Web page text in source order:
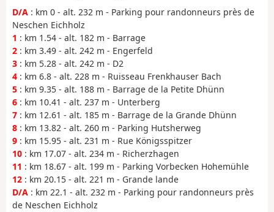
D/A : km 0 - alt. 232 m - Parking pour randonneurs près de
Neschen Eichholz
1 : km 1.54 - alt. 182 m - Barrage
2 : km 3.49 - alt. 242 m - Engerfeld
3 : km 5.28 - alt. 242 m - D2
4 : km 6.8 - alt. 228 m - Ruisseau Frenkhauser Bach
5 : km 9.35 - alt. 188 m - Barrage de la Petite Dhünn
6 : km 10.41 - alt. 237 m - Unterberg
7 : km 12.61 - alt. 185 m - Barrage de la Grande Dhünn
8 : km 13.82 - alt. 260 m - Parking Hutsherweg
9 : km 15.95 - alt. 231 m - Rue Königsspitzer
10 : km 17.07 - alt. 234 m - Richerzhagen
11 : km 18.67 - alt. 199 m - Parking Vorbecken Hohemühle
12 : km 20.15 - alt. 221 m - Grande lande
D/A : km 22.1 - alt. 232 m - Parking pour randonneurs près
de Neschen Eichholz